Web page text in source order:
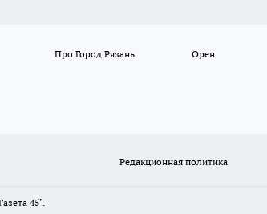
Про Город Рязань Орен
Редакционная политика
45".